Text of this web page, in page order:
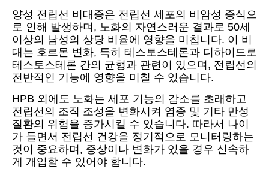
양성 전립선 비대증은 전립선 세포의 비암성 증식으
로 인해 발생하며, 노화의 자연스러운 결과로 50세
이상의 남성의 상당 비율에 영향을 미칩니다. 이 비
대는 호르몬 변화, 특히 테스토스테론과 디하이드로
테스토스테론 간의 균형과 관련이 있으며, 전립선의
전반적인 기능에 영향을 미칠 수 있습니다.
HPB 외에도 노화는 세포 기능의 감소를 초래하고
전립선의 조직 조성을 변화시켜 염증 및 기타 만성
질환의 위험을 증가시킬 수 있습니다. 따라서 나이
가 들면서 전립선 건강을 정기적으로 모니터링하는
것이 중요하며, 증상이나 변화가 있을 경우 신속하
게 개입할 수 있어야 합니다.